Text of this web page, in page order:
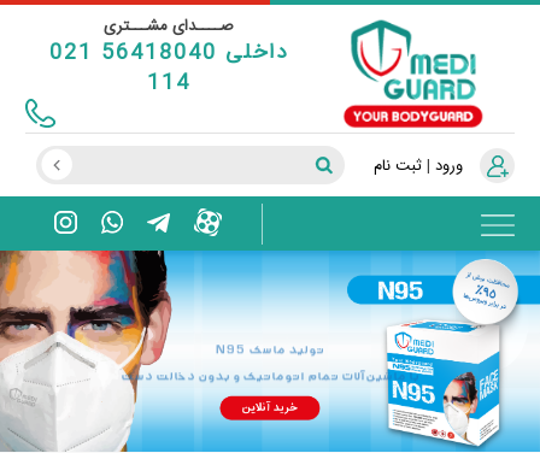
صــــدای مشـــتری
021 56418040 داخلی
114
ورود |ثبت نام
با ماشین‌آلات تمام اتوماتیک و بدون دخالت دست